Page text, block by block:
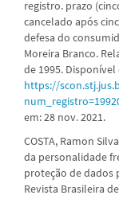
registro. prazo
cancelado após
defesa do
Moreira Branco.
de 1995. Disponível
https://
em: 28 nov. 2021.
COSTA, Ramon
da personalidade
proteção de dados
Revista Brasileira